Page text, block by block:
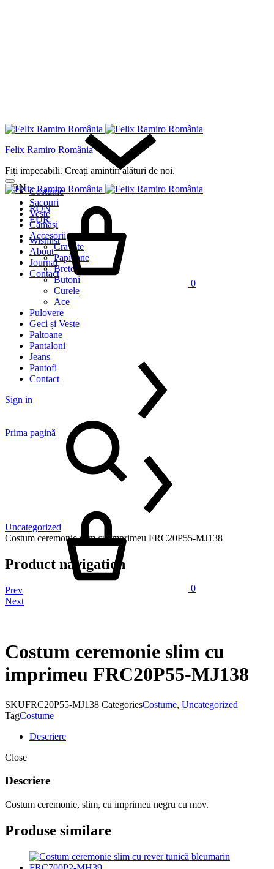
RON
RON
EUR
Wishlist
About
Journal
Contact
Felix Ramiro România
Fiți impecabili. Creați amintiri alături de noi.
Costume
Sacouri
Veste
Cămăși
Accesorii
Cravate
Papioane
Bretele
Butoni
Curele
Ace
Pulovere
Geci și Veste
Paltoane
Pantaloni
Jeans
Pantofi
Contact
Sign in
0
0
Prima pagină
Uncategorized
Costum ceremonie slim cu imprimeu FRC20P55-MJ138
Product navigation
Prev
Next
Costum ceremonie slim cu
imprimeu FRC20P55-MJ138
SKUFRC20P55-MJ138 CategoriesCostume, Uncategorized
TagCostume
Descriere
Close
Descriere
Costum ceremonie, slim, cu imprimeu negru cu mov.
Produse similare